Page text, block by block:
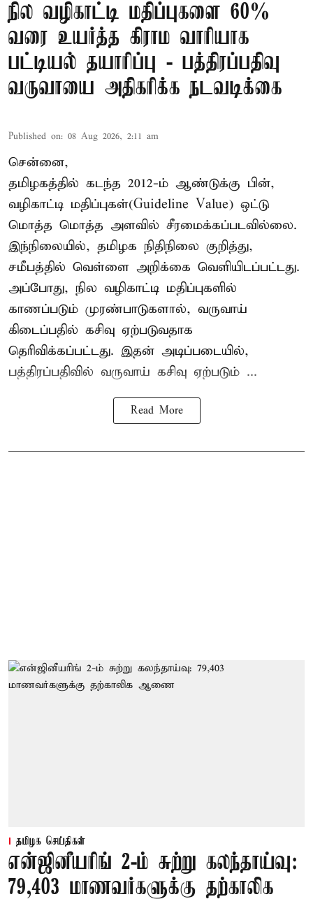
நில வழிகாட்டி மதிப்புகளை 60%
வரை உயர்த்த கிராம வாரியாக
பட்டியல் தயாரிப்பு - பத்திரப்பதிவு
வருவாயை அதிகரிக்க நடவடிக்கை
Published on: 08 Aug 2026, 2:11 am
சென்னை,
தமிழகத்தில் கடந்த 2012-ம் ஆண்டுக்கு பின்,
வழிகாட்டி மதிப்புகள்(Guideline Value) ஒட்டு
மொத்த மொத்த அளவில் சீரமைக்கப்படவில்லை.
இந்நிலையில், தமிழக நிதிநிலை குறித்து,
சமீபத்தில் வெள்ளை அறிக்கை வெளியிடப்பட்டது.
அப்போது, நில வழிகாட்டி மதிப்புகளில்
காணப்படும் முரண்பாடுகளால், வருவாய்
கிடைப்பதில் கசிவு ஏற்படுவதாக
தெரிவிக்கப்பட்டது. இதன் அடிப்படையில்,
பத்திரப்பதிவில் வருவாய் கசிவு ஏற்படும் ...
Read More
தமிழக செய்திகள்
என்ஜினீயரிங் 2-ம் சுற்று கலந்தாய்வு:
79,403 மாணவர்களுக்கு தற்காலிக